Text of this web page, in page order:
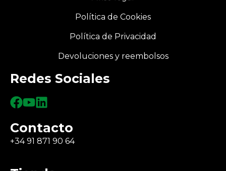
Política de Cookies
Política de Privacidad
Devoluciones y reembolsos
Redes Sociales
Contacto
+34 91 871 90 64